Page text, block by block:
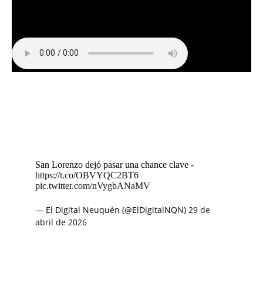
San Lorenzo dejó pasar una chance clave -
https://t.co/OBVYQC2BT6
pic.twitter.com/nVygbANaMV
— El Digital Neuquén (@ElDigitalNQN) 29 de
abril de 2026